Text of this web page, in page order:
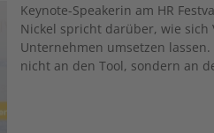
Keynote-Speakerin am HR
Nickel spricht darüber, wie sich
Unternehmen umsetzen
nicht an den Tool, sondern an